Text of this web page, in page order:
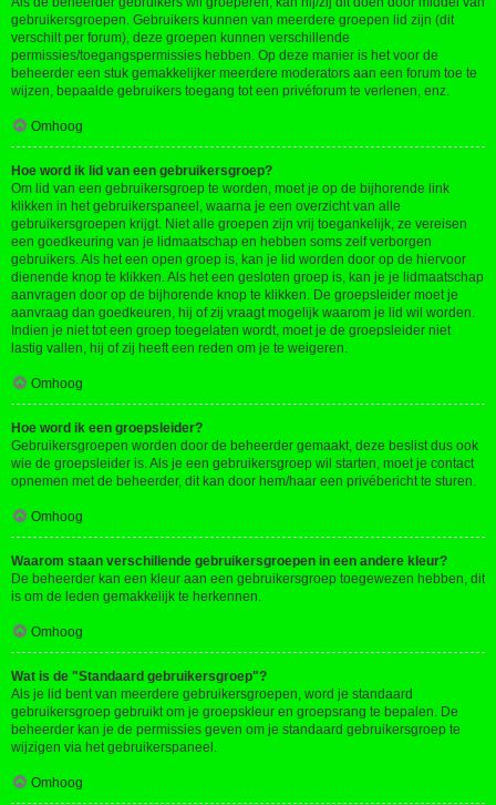
gebruikersgroepen. Gebruikers kunnen van meerdere groepen lid zijn (dit
verschilt per forum), deze groepen kunnen verschillende
permissies/toegangspermissies hebben. Op deze manier is het voor de
beheerder een stuk gemakkelijker meerdere moderators aan een forum toe te
wijzen, bepaalde gebruikers toegang tot een privéforum te verlenen, enz.
Omhoog
Hoe word ik lid van een gebruikersgroep?
Om lid van een gebruikersgroep te worden, moet je op de bijhorende link
klikken in het gebruikerspaneel, waarna je een overzicht van alle
gebruikersgroepen krijgt. Niet alle groepen zijn vrij toegankelijk, ze vereisen
een goedkeuring van je lidmaatschap en hebben soms zelf verborgen
gebruikers. Als het een open groep is, kan je lid worden door op de hiervoor
dienende knop te klikken. Als het een gesloten groep is, kan je je lidmaatschap
aanvragen door op de bijhorende knop te klikken. De groepsleider moet je
aanvraag dan goedkeuren, hij of zij vraagt mogelijk waarom je lid wil worden.
Indien je niet tot een groep toegelaten wordt, moet je de groepsleider niet
lastig vallen, hij of zij heeft een reden om je te weigeren.
Omhoog
Hoe word ik een groepsleider?
Gebruikersgroepen worden door de beheerder gemaakt, deze beslist dus ook
wie de groepsleider is. Als je een gebruikersgroep wil starten, moet je contact
opnemen met de beheerder, dit kan door hem/haar een privébericht te sturen.
Omhoog
Waarom staan verschillende gebruikersgroepen in een andere kleur?
De beheerder kan een kleur aan een gebruikersgroep toegewezen hebben, dit
is om de leden gemakkelijk te herkennen.
Omhoog
Wat is de "Standaard gebruikersgroep"?
Als je lid bent van meerdere gebruikersgroepen, word je standaard
gebruikersgroep gebruikt om je groepskleur en groepsrang te bepalen. De
beheerder kan je de permissies geven om je standaard gebruikersgroep te
wijzigen via het gebruikerspaneel.
Omhoog